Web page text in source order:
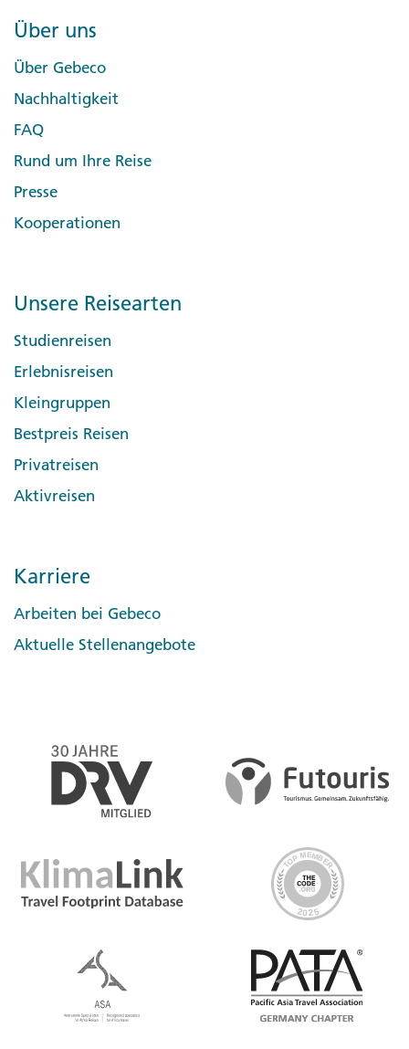
Über uns
Über Gebeco
Nachhaltigkeit
FAQ
Rund um Ihre Reise
Presse
Kooperationen
Unsere Reisearten
Studienreisen
Erlebnisreisen
Kleingruppen
Bestpreis Reisen
Privatreisen
Aktivreisen
Karriere
Arbeiten bei Gebeco
Aktuelle Stellenangebote